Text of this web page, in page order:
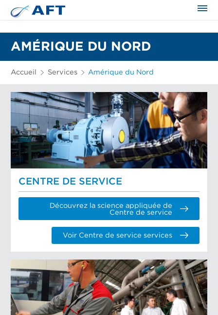
AMÉRIQUE DU NORD
Accueil Services Amérique du Nord
CENTRE DE SERVICE
Découvrez la science appliquée de
Centre de service
Voir Centre de service services